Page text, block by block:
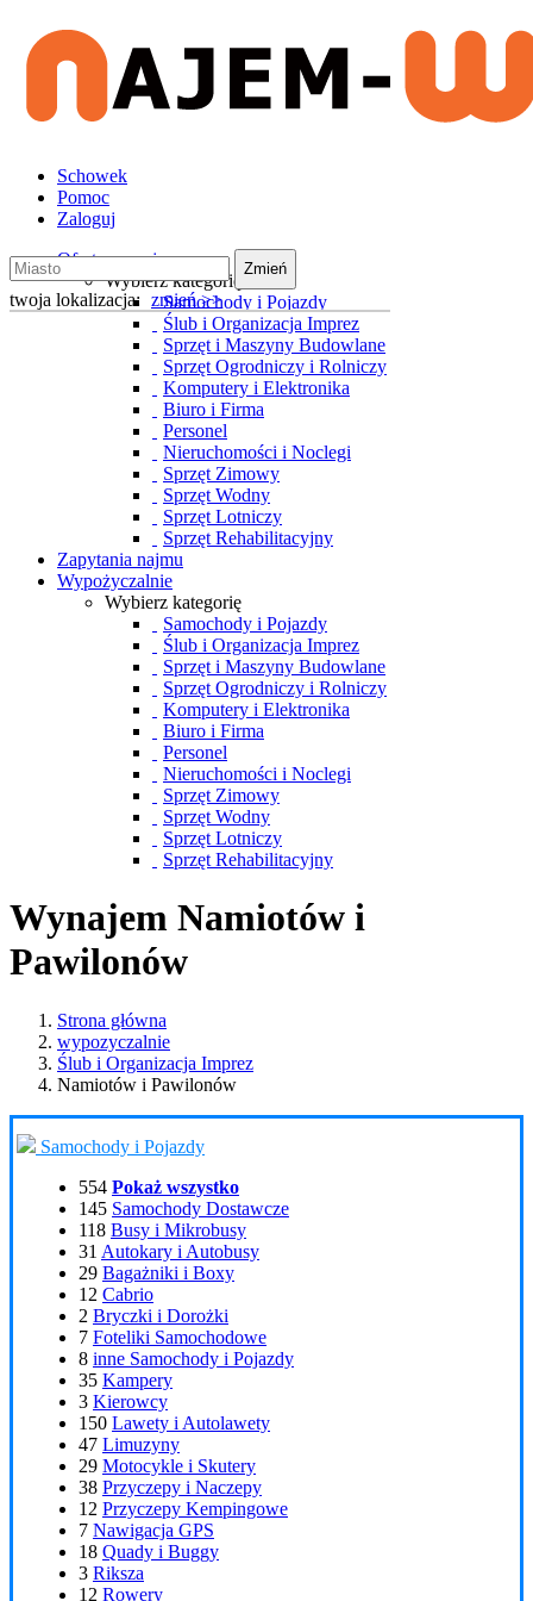
Schowek
Pomoc
Zaloguj
Zmień
twoja lokalizacja: zmień >>
Oferty wynajmu
Wybierz kategorię
Samochody i Pojazdy
Ślub i Organizacja Imprez
Sprzęt i Maszyny Budowlane
Sprzęt Ogrodniczy i Rolniczy
Komputery i Elektronika
Biuro i Firma
Personel
Nieruchomości i Noclegi
Sprzęt Zimowy
Sprzęt Wodny
Sprzęt Lotniczy
Sprzęt Rehabilitacyjny
Zapytania najmu
Wypożyczalnie
Wybierz kategorię
Samochody i Pojazdy
Ślub i Organizacja Imprez
Sprzęt i Maszyny Budowlane
Sprzęt Ogrodniczy i Rolniczy
Komputery i Elektronika
Biuro i Firma
Personel
Nieruchomości i Noclegi
Sprzęt Zimowy
Sprzęt Wodny
Sprzęt Lotniczy
Sprzęt Rehabilitacyjny
Wynajem Namiotów i
Pawilonów
Strona główna
wypozyczalnie
Ślub i Organizacja Imprez
Namiotów i Pawilonów
Samochody i Pojazdy
554 Pokaż wszystko
145 Samochody Dostawcze
118 Busy i Mikrobusy
31 Autokary i Autobusy
29 Bagażniki i Boxy
12 Cabrio
2 Bryczki i Dorożki
7 Foteliki Samochodowe
8 inne Samochody i Pojazdy
35 Kampery
3 Kierowcy
150 Lawety i Autolawety
47 Limuzyny
29 Motocykle i Skutery
38 Przyczepy i Naczepy
12 Przyczepy Kempingowe
7 Nawigacja GPS
18 Quady i Buggy
3 Riksza
12 Rowery